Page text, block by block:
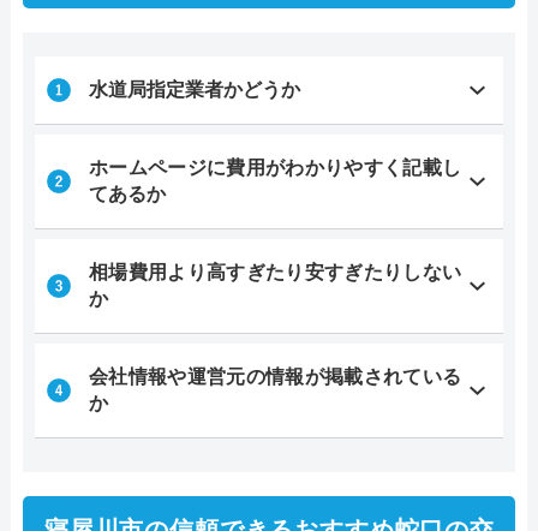
水道局指定業者かどうか
ホームページに費用がわかりやすく記載し
てあるか
相場費用より高すぎたり安すぎたりしない
か
会社情報や運営元の情報が掲載されている
か